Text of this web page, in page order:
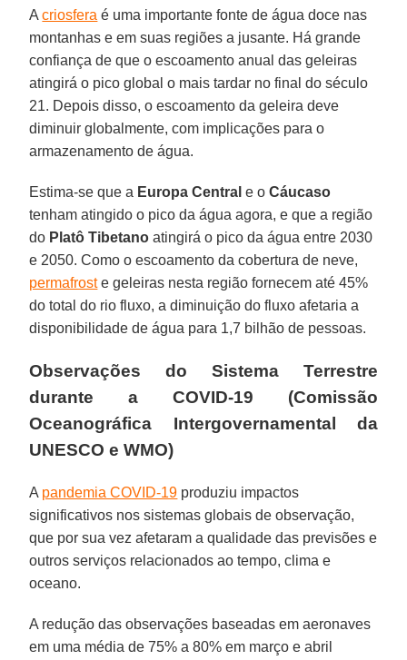
Acriosfera é uma importante fonte de água doce nas
montanhas e em suas regiões a jusante. Há grande
confiança de que o escoamento anual das geleiras
atingirá o pico global o mais tardar no final do século
21. Depois disso, o escoamento da geleira deve
diminuir globalmente, com implicações para o
armazenamento de água.
Estima-se que a Europa Central e oCáucaso
tenham atingido o pico da água agora, e que a região
do Platô Tibetano atingirá o pico da água entre 2030
e 2050. Como o escoamento da cobertura de neve,
permafroste geleiras nesta região fornecem até 45%
do total do rio fluxo, a diminuição do fluxo afetaria a
disponibilidade de água para 1,7 bilhão de pessoas.
Observações do Sistema Terrestre
durante a COVID-19 (Comissão
Oceanográfica Intergovernamental da
UNESCO e WMO)
A pandemia COVID-19 produziu impactos
significativos nos sistemas globais de observação,
que por sua vez afetaram a qualidade das previsões e
outros serviços relacionados ao tempo, clima e
oceano.
A redução das observações baseadas em aeronaves
em uma média de 75% a 80% em março e abril